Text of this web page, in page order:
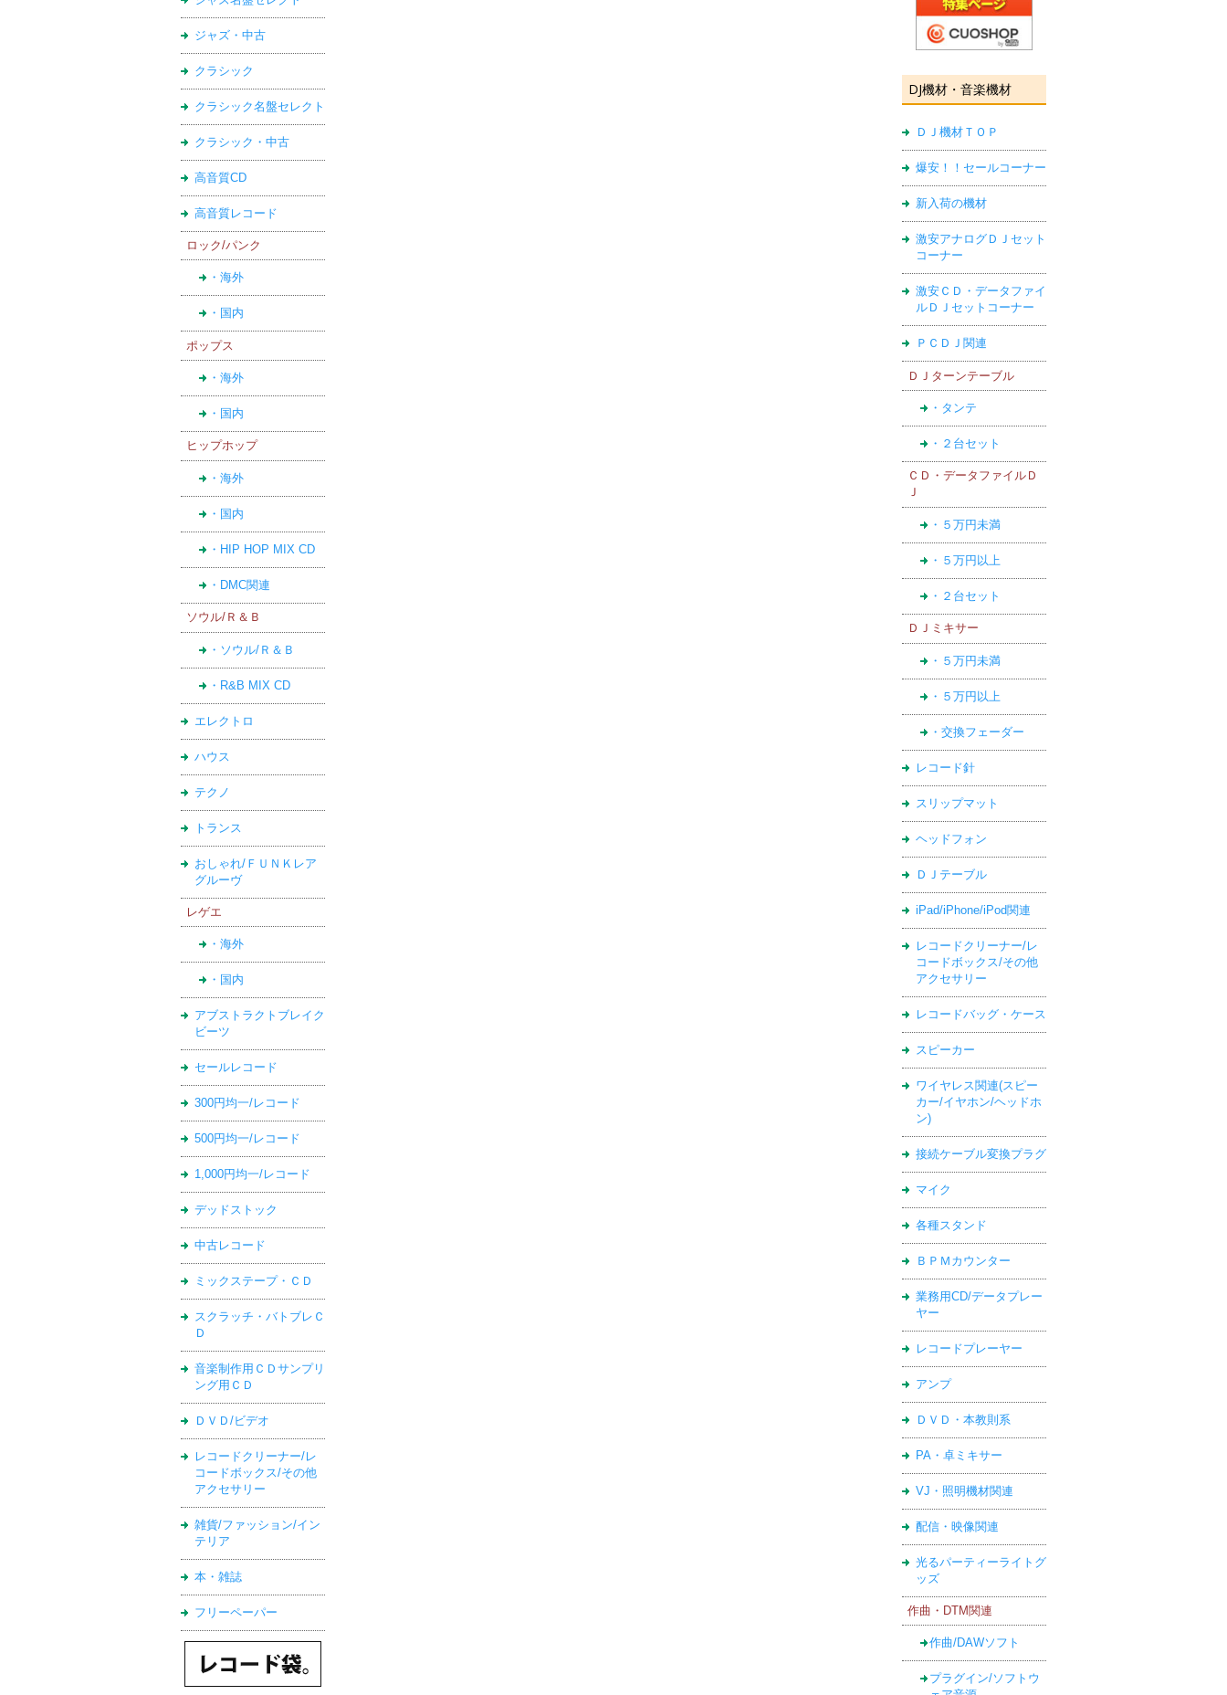
ジャズ・中古
クラシック
クラシック名盤セレクト
クラシック・中古
高音質CD
高音質レコード
ロック/パンク
・海外
・国内
ポップス
・海外
・国内
ヒップホップ
・海外
・国内
・HIP HOP MIX CD
・DMC関連
ソウル/Ｒ＆Ｂ
・ソウル/Ｒ＆Ｂ
・R&B MIX CD
エレクトロ
ハウス
テクノ
トランス
おしゃれ/ＦＵＮＫレア
グルーヴ
レゲエ
・海外
・国内
アブストラクトブレイク
ビーツ
セールレコード
300円均一/レコード
500円均一/レコード
1,000円均一/レコード
デッドストック
中古レコード
ミックステープ・ＣＤ
スクラッチ・バトブレＣ
Ｄ
音楽制作用ＣＤサンプリ
ング用ＣＤ
ＤＶＤ/ビデオ
レコードクリーナー/レ
コードボックス/その他
アクセサリー
雑貨/ファッション/イン
テリア
本・雑誌
フリーペーパー
DJ機材・音楽機材
ＤＪ機材ＴＯＰ
爆安！！セールコーナー
新入荷の機材
激安アナログＤＪセット
コーナー
激安ＣＤ・データファイ
ルＤＪセットコーナー
ＰＣＤＪ関連
ＤＪターンテーブル
・タンテ
・２台セット
ＣＤ・データファイルＤ
Ｊ
・５万円未満
・５万円以上
・２台セット
ＤＪミキサー
・５万円未満
・５万円以上
・交換フェーダー
レコード針
スリップマット
ヘッドフォン
ＤＪテーブル
iPad/iPhone/iPod関連
レコードクリーナー/レ
コードボックス/その他
アクセサリー
レコードバッグ・ケース
スピーカー
ワイヤレス関連(スピー
カー/イヤホン/ヘッドホ
ン)
接続ケーブル変換プラグ
マイク
各種スタンド
ＢＰＭカウンター
業務用CD/データプレー
ヤー
レコードプレーヤー
アンプ
ＤＶＤ・本教則系
PA・卓ミキサー
VJ・照明機材関連
配信・映像関連
光るパーティーライトグ
ッズ
作曲・DTM関連
作曲/DAWソフト
プラグイン/ソフトウ